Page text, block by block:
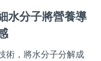
水分子將營養導
術，將水分子分解成